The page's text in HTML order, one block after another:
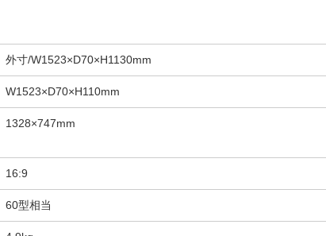
外寸/W1523×D70×H1130mm
W1523×D70×H110mm
1328×747mm
16:9
60型相当